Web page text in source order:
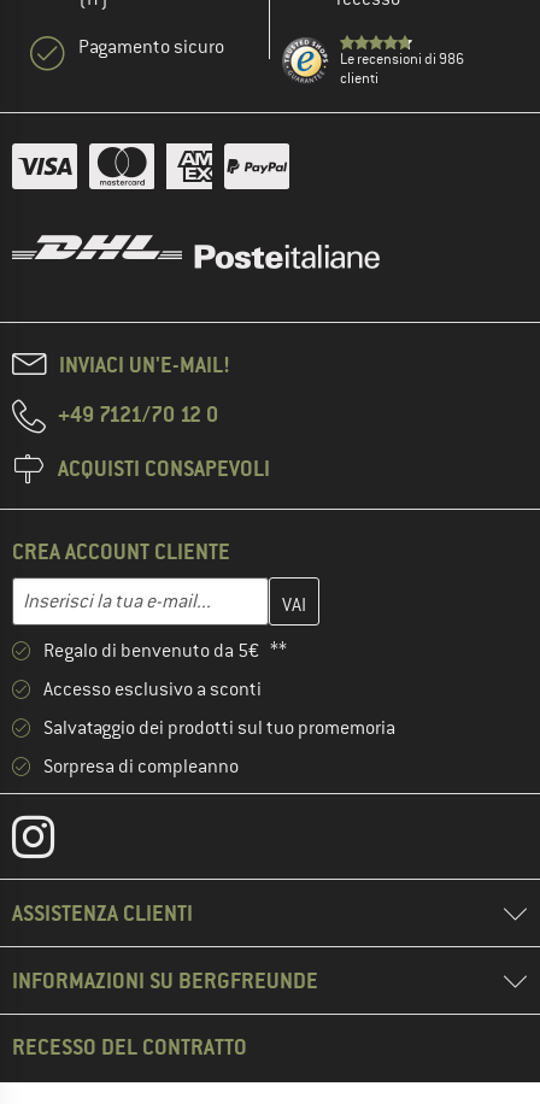
Pagamento sicuro
Le recensioni di 986
clienti
INVIACI UN'E-MAIL!
+49 7121/70 12 0
ACQUISTI CONSAPEVOLI
CREA ACCOUNT CLIENTE
Indirizzo e-mail
Inserisci qui il tuo indirizzo e-mail e crea il tuo account cliente
Regalo di benvenuto da 5€ **
Accesso esclusivo a sconti
Salvataggio dei prodotti sul tuo promemoria
Sorpresa di compleanno
ASSISTENZA CLIENTI
INFORMAZIONI SU BERGFREUNDE
RECESSO DEL CONTRATTO